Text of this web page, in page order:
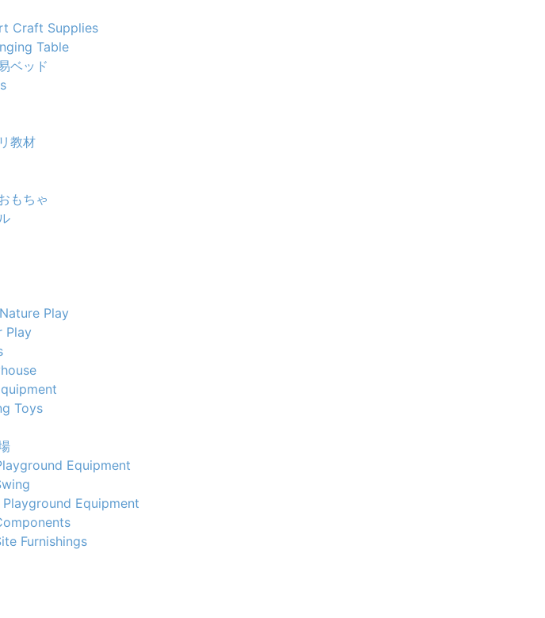
Craft Supplies
Table
ベッド
教材
もちゃ
Play
Play
Toys
Equipment
Equipment
Furnishings